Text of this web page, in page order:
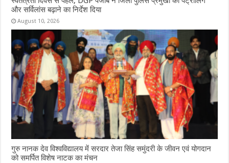
और सर्विलांस बढ़ाने का निर्देश दिया
August 10, 2026
गुरु नानक देव विश्वविद्यालय में सरदार तेजा सिंह समुंदरी के जीवन एवं योगदान
को समर्पित विशेष नाटक का मंचन